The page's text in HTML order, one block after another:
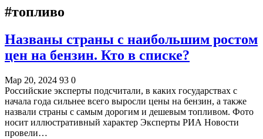
#топливо
Названы страны с наибольшим ростом
цен на бензин. Кто в списке?
Мар 20, 2024 93 0
Российские эксперты подсчитали, в каких государствах с
начала года сильнее всего выросли цены на бензин, а также
назвали страны с самым дорогим и дешевым топливом. Фото
носит иллюстративный характер Эксперты РИА Новости
провели…